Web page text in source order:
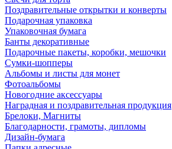
Поздравительные открытки и конверты
Подарочная упаковка
Упаковочная бумага
Банты декоративные
Подарочные пакеты, коробки, мешочки
Сумки-шопперы
Альбомы и листы для монет
Фотоальбомы
Новогодние аксессуары
Наградная и поздравительная продукция
Брелоки, Магниты
Благодарности, грамоты, дипломы
Дизайн-бумага